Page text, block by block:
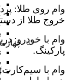
وام روی طلا:
خروج طلا از
وام با خودرو:
پارکینگ.